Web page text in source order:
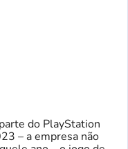
do PlayStation
– a empresa não